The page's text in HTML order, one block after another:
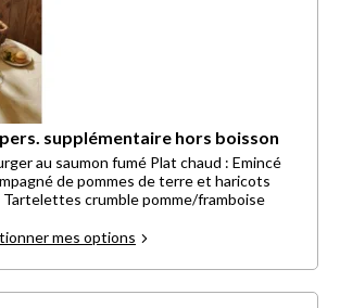
supplémentaire hors boisson
au saumon fumé Plat chaud : Emincé
de pommes de terre et haricots
crumble pomme/framboise
mes options